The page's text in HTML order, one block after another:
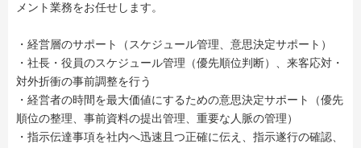
メント業務をお任せします。
・経営層のサポート（スケジュール管理、意思決定サポート）
・社⾧・役員のスケジュール管理（優先順位判断）、来客応対・
対外折衝の事前調整を行う
・経営者の時間を最大価値にするための意思決定サポート（優先
順位の整理、事前資料の提出管理、重要な人脈の管理）
・指示伝達事項を社内へ迅速且つ正確に伝え、指示遂行の確認、